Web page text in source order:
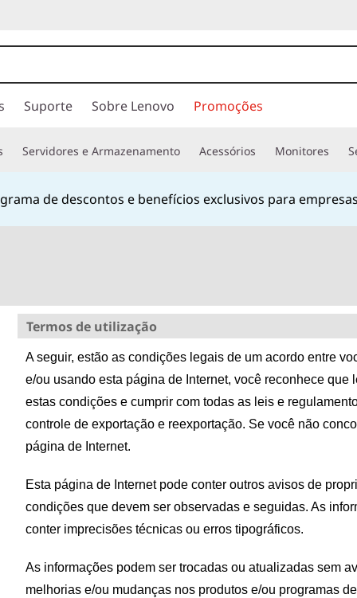
Suporte Sobre Lenovo Promoções
Servidores e Armazenamento Acessórios Monitores
no número +55 13 4042 0656ou pelo número
Currently displaying item 2 of
Termos de utilização
A seguir, estão as condições legais de um acordo entre
e/ou usando esta página de Internet, você reconhece que
estas condições e cumprir com todas as leis e
controle de exportação e reexportação. Se você não
página de Internet.
Esta página de Internet pode conter outros avisos de
condições que devem ser observadas e seguidas. As
conter imprecisões técnicas ou erros tipográficos.
As informações podem ser trocadas ou atualizadas sem
melhorias e/ou mudanças nos produtos e/ou programas